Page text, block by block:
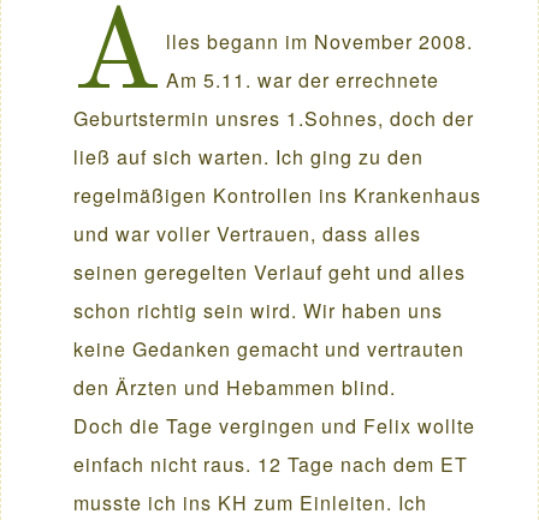
A lles begann im November 2008.
Am 5.11. war der errechnete
Geburtstermin unsres 1.Sohnes, doch der
ließ auf sich warten. Ich ging zu den
regelmäßigen Kontrollen ins Krankenhaus
und war voller Vertrauen, dass alles
seinen geregelten Verlauf geht und alles
schon richtig sein wird. Wir haben uns
keine Gedanken gemacht und vertrauten
den Ärzten und Hebammen blind.
Doch die Tage vergingen und Felix wollte
einfach nicht raus. 12 Tage nach dem ET
musste ich ins KH zum Einleiten. Ich